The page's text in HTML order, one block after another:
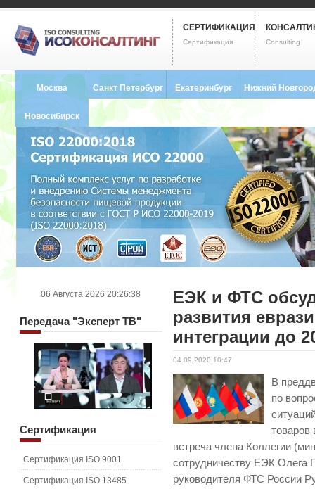
СЕРТИФИКАЦИЯ
Сертификация Consulting
Москва Санкт Петербург
8 (812) 748-2493
Екатеринбург
8 (343) 237-2593
Нижний
Новосибирск
8 (383) 227-8449
ЕЭК и ФТС
развития
интеграции до
04.09.2020 10:47
В
по
товаров
встреча члена Коллегии
сотрудничеству ЕЭК Олега
руководителя ФТС России
06 Августа 2026 20:26:38
Передача"Эксперт ТВ"
Сертификация
Сертификация ISO 9001
Сертификация ISO 13485